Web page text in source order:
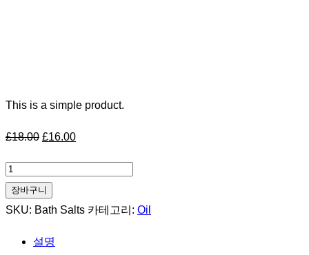
This is a simple product.
£18.00 £16.00
Signature
Blend
Bath
장바구니
SKU: Bath Salts 카테고리: Oil
설명